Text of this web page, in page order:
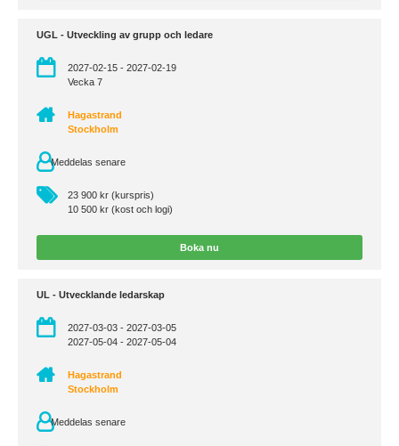
UGL - Utveckling av grupp och ledare
2027-02-15 - 2027-02-19
Vecka 7
Hagastrand
Stockholm
Meddelas senare
23 900 kr (kurspris)
10 500 kr (kost och logi)
Boka nu
UL - Utvecklande ledarskap
2027-03-03 - 2027-03-05
2027-05-04 - 2027-05-04
Hagastrand
Stockholm
Meddelas senare